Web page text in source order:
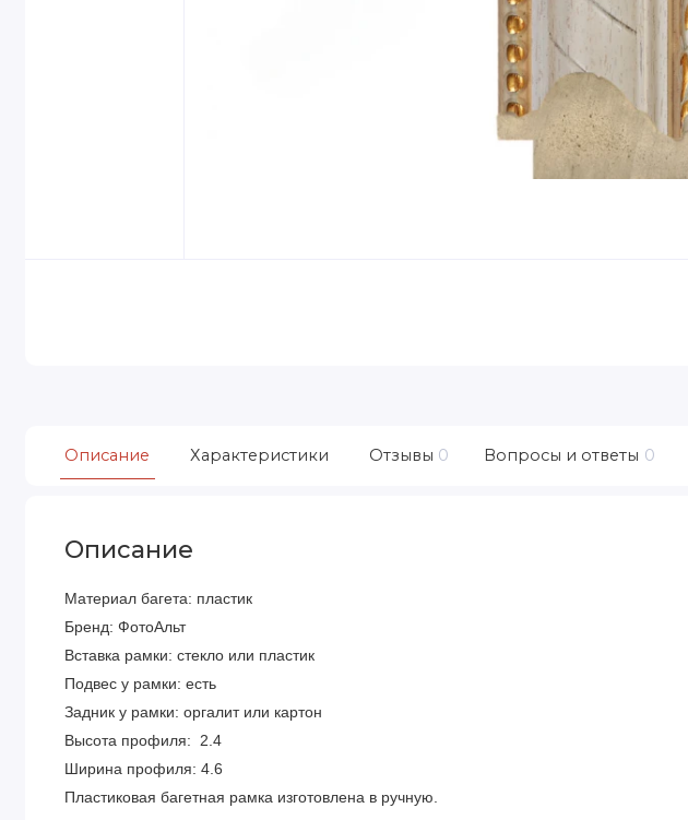
Описание Характеристики Отзывы 0 Вопросы и ответы 0
Описание
Материал багета: пластик
Бренд: ФотоАльт
Вставка рамки: стекло или пластик
Подвес у рамки: есть
Задник у рамки: оргалит или картон
Высота профиля: 2.4
Ширина профиля: 4.6
Пластиковая багетная рамка изготовлена в ручную.